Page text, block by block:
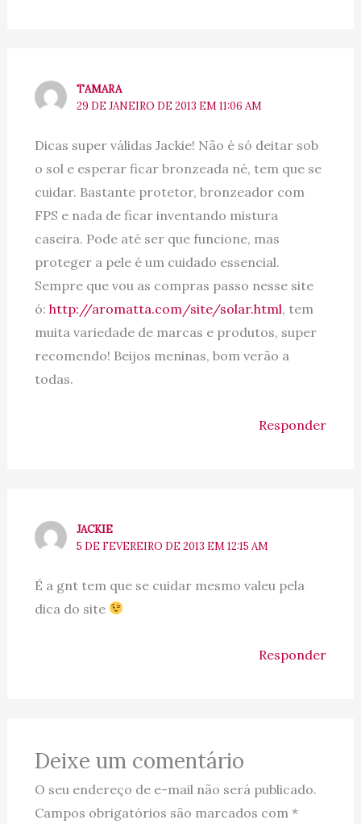
TAMARA
29 DE JANEIRO DE 2013 EM 11:06 AM
Dicas super válidas Jackie! Não é só deitar sob
o sol e esperar ficar bronzeada né, tem que se
cuidar. Bastante protetor, bronzeador com
FPS e nada de ficar inventando mistura
caseira. Pode até ser que funcione, mas
proteger a pele é um cuidado essencial.
Sempre que vou as compras passo nesse site
ó: http://aromatta.com/site/solar.html, tem
muita variedade de marcas e produtos, super
recomendo! Beijos meninas, bom verão a
todas.
Responder
JACKIE
5 DE FEVEREIRO DE 2013 EM 12:15 AM
É a gnt tem que se cuidar mesmo valeu pela
dica do site
Responder
Deixe um comentário
O seu endereço de e-mail não será publicado.
Campos obrigatórios são marcados com *